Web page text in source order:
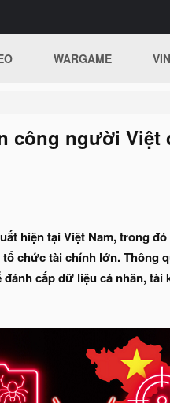
WARGAME
công người
hiện tại Việt Nam, trong
chức tài chính lớn. Thông
cắp dữ liệu cá nhân,